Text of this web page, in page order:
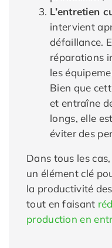
L’entretien
intervient
défaillance.
réparations
les
Bien que
et entraîne
longs, elle
éviter des
Dans tous les
un élément clé
la productivité
tout en faisant
production en